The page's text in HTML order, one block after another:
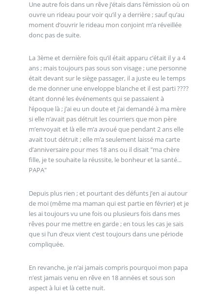
Une autre fois dans un rêve j’étais dans l’émission où on
ouvre un rideau pour voir qu’il y a derrière ; sauf qu’au
moment d’ouvrir le rideau mon conjoint m’a réveillée
donc pas de suite.
La 3ème et dernière fois qu’il était apparu c’était il y a 4
ans ; mais toujours pas sous son visage ; une personne
était devant sur le siège passager, il a juste eu le temps
de me donner une enveloppe blanche et il est parti ????
étant donné les événements qui se passaient à
l’époque là ; j’ai eu un doute et j’ai demandé à ma mère
si elle n’avait pas détruit les courriers que mon père
m’envoyait et là elle m’a avoué que pendant 2 ans elle
avait tout détruit ; elle m’a seulement laissé ma carte
d’anniversaire pour mes 18 ans ou il disait "ma chère
fille, je te souhaite la réussite, le bonheur et la santé...
PAPA"
Depuis plus rien ; et pourtant des défunts j’en ai autour
de moi (même ma maman qui est partie en février) et je
les ai toujours vu une fois ou plusieurs fois dans mes
rêves pour me mettre en garde ; en tous les cas je sais
que si l’un d’eux vient c’est toujours dans une période
compliquée.
En revanche, je n’ai jamais compris pourquoi mon papa
n’est jamais venu en rêve en 18 années et sous son
aspect à lui et là cette nuit.